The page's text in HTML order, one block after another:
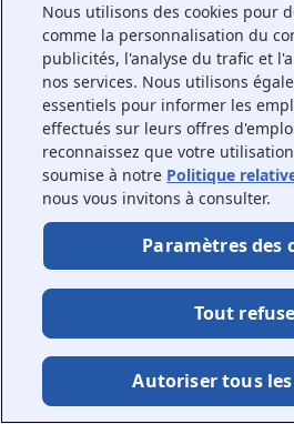
Nous utilisons des cookies pour
comme la personnalisation du
publicités, l'analyse du trafic et
nos services. Nous utilisons
essentiels pour informer les
effectués sur leurs offres
reconnaissez que votre
soumise à notre Politique
nous vous invitons à consulter.
Paramètres des
Tout
Autoriser tous